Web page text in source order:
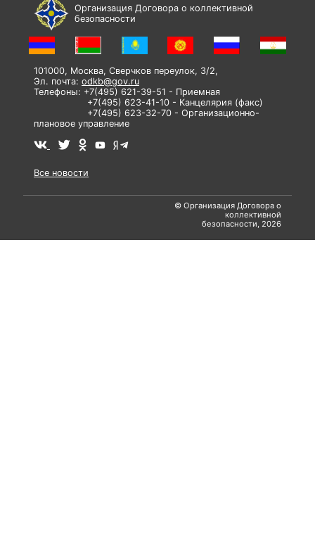
Организация Договора о коллективной
безопасности
101000, Москва, Сверчков переулок, 3/2,
Эл. почта: odkb@gov.ru
Телефоны: +7(495) 621-39-51 - Приемная
+7(495) 623-41-10 - Канцелярия (факс)
+7(495) 623-32-70 - Организационно-
плановое управление
Все новости
© Организация Договора о
коллективной
безопасности, 2026